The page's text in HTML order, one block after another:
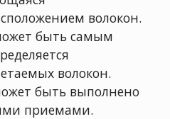
волокон.
быть самым
волокон.
быть выполнено
приемами.